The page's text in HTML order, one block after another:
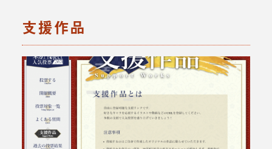
支援作品